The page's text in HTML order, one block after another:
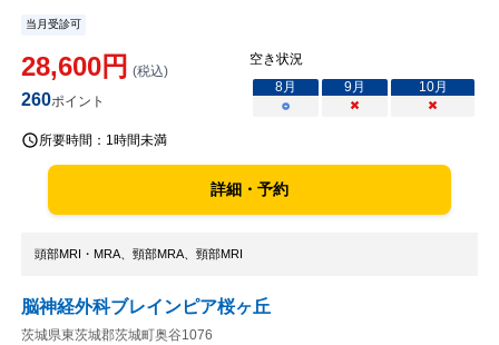
当月受診可
28,600円 (税込)
260ポイント
空き状況
8月 9月 10月
○
× ×
所要時間： 1時間未満
詳細・予約
頭部MRI・MRA、頸部MRA、頸部MRI
脳神経外科ブレインピア桜ヶ丘
茨城県東茨城郡茨城町奥谷1076